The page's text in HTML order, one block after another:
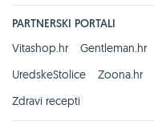
PARTNERSKI PORTALI
Vitashop.hr
Gentleman.hr
UredskeStolice
Zoona.hr
Zdravi recepti